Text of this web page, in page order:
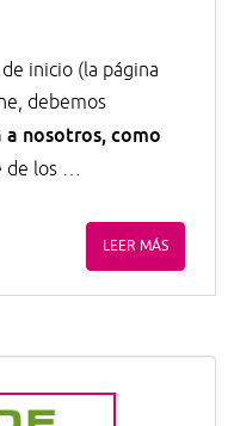
inicio (la página
debemos
a nosotros, como
de los …
LEER MÁS